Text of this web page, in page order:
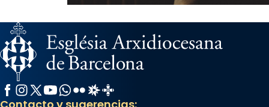
Facebook
Instagram
X / Twitter
YouTube
WhatsApp
FlickrRadio Estel
Catalunya Cristiana